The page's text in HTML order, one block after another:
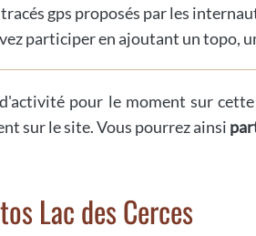
gps proposés par les
participer en ajoutant un topo,
pour le moment sur
sur le site. Vous pourrez ainsi
Lac des Cerces